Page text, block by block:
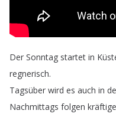
Der Sonntag startet in
regnerisch.
Tagsüber wird es auch in
Nachmittags folgen kräftige